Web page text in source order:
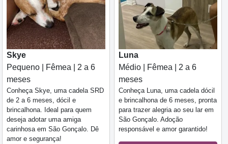
Skye
Pequeno | Fêmea | 2 a 6
meses
Conheça Skye, uma cadela SRD
de 2 a 6 meses, dócil e
brincalhona. Ideal para quem
deseja adotar uma amiga
carinhosa em São Gonçalo. Dê
amor e segurança!
Luna
Médio | Fêmea | 2 a 6
meses
Conheça Luna, uma cadela dócil
e brincalhona de 6 meses, pronta
para trazer alegria ao seu lar em
São Gonçalo. Adoção
responsável e amor garantido!